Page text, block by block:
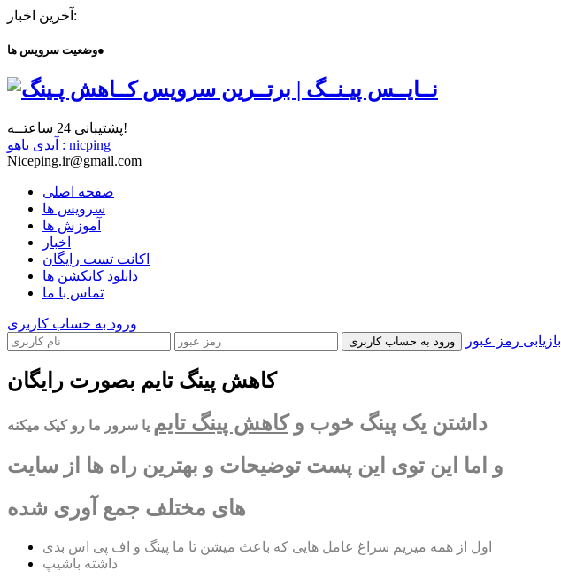
آخرین اخبار:
وضعیت سرویس ها●
پشتیبانی 24 ساعتــه!
آیدی یاهو : nicping
Niceping.ir@gmail.com
صفحه اصلی
سرویس ها
آموزش ها
اخبار
اکانت تست رایگان
دانلود کانکشن ها
تماس با ما
ورود به حساب کاربری
ورود به حساب کاربری بازیابی رمز عبور
کاهش پینگ تایم بصورت رایگان
داشتن یک پینگ خوب وکاهش پینگ تایم یا سرور ما رو کیک میکنه
و اما این توی این پست توضیحات و بهترین راه ها از سایت
های مختلف جمع آوری شده
اول از همه میریم سراغ عامل هایی که باعث میشن تا ما پینگ و اف پی اس بدی
داشته باشیپ